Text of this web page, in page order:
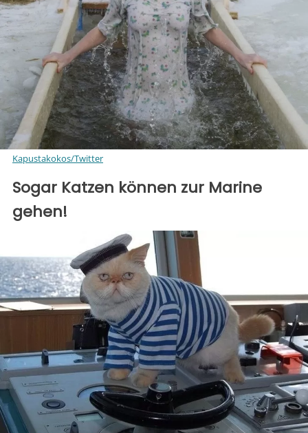
Kapustakokos/Twitter
Sogar Katzen können zur Marine
gehen!